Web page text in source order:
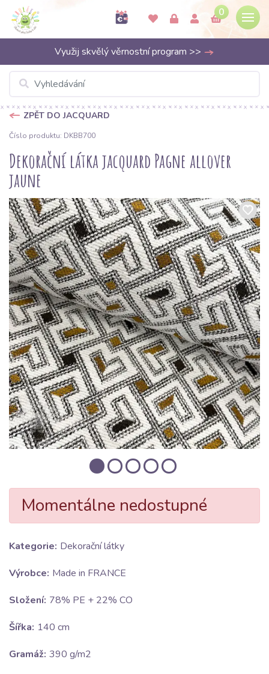
0
Využij skvělý věrnostní program >>
ZPĚT DO JACQUARD
Číslo produktu: DKBB700
Dekorační látka jacquard Pagne allover
jaune
Momentálne nedostupné
Kategorie: Dekorační látky
Výrobce: Made in FRANCE
Složení: 78% PE + 22% CO
Šířka: 140 cm
Gramáž: 390 g/m2